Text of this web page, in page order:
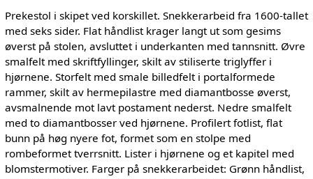
Prekestol i skipet ved korskillet. Snekkerarbeid fra 1600-tallet
med seks sider. Flat håndlist krager langt ut som gesims
øverst på stolen, avsluttet i underkanten med tannsnitt. Øvre
smalfelt med skriftfyllinger, skilt av stiliserte triglyffer i
hjørnene. Storfelt med smale billedfelt i portalformede
rammer, skilt av hermepilastre med diamantbosse øverst,
avsmalnende mot lavt postament nederst. Nedre smalfelt
med to diamantbosser ved hjørnene. Profilert fotlist, flat
bunn på høg nyere fot, formet som en stolpe med
rombeformet tverrsnitt. Lister i hjørnene og et kapitel med
blomstermotiver. Farger på snekkerarbeidet: Grønn håndlist,